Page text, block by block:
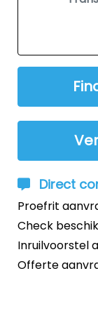
Direct
Proefrit
Check
Inruilvoorstel
Offerte